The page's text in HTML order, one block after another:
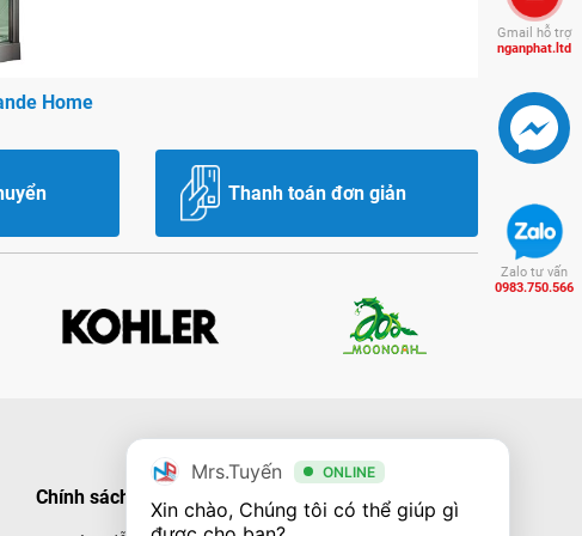
Home
Thanh toán đơn giản
Chính sách mua hàng Hình thức thanh toán
Gmail hỗ trợ
nganphat.ltd
Zalo tư vấn
0983.750.566
Mrs.Tuyến ONLINE
Xin chào, Chúng tôi có thể giúp gì